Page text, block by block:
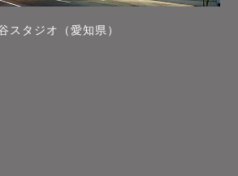
スタジオ（愛知県）